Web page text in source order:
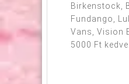
Birkenstock,
Fundango,
Vans, Vision
5000 Ft